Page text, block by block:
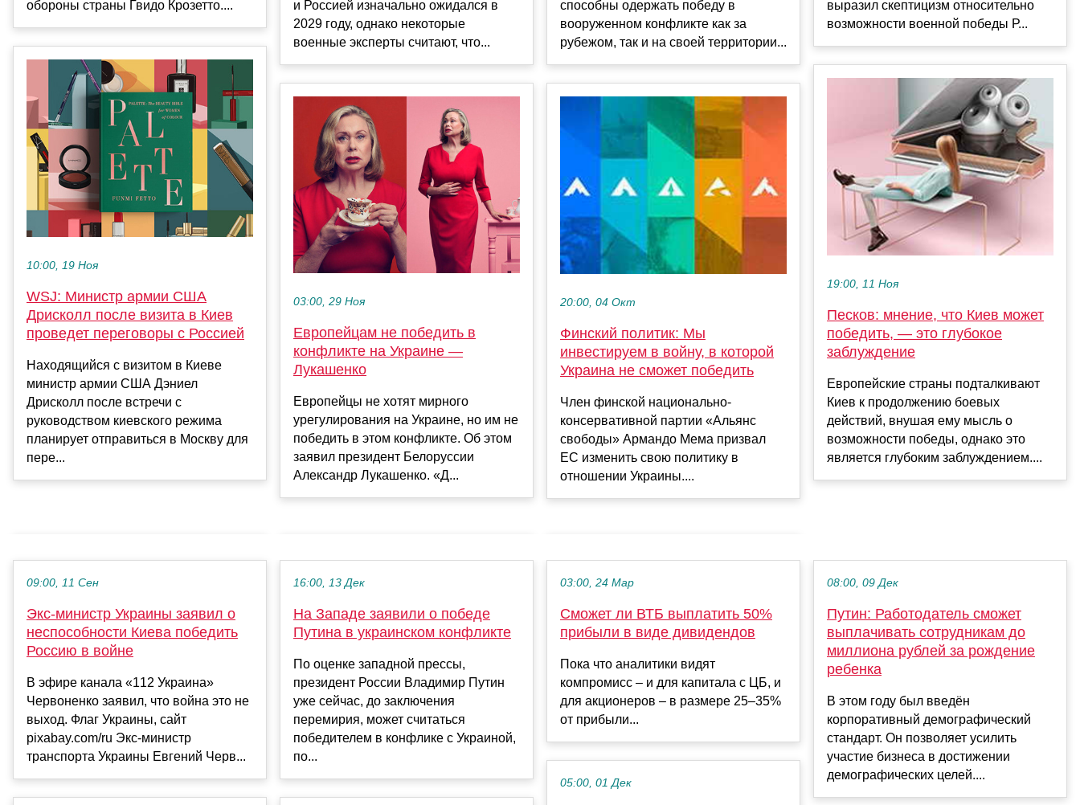
обороны страны Гвидо Крозетто....
10:00, 19 Ноя
WSJ: Министр армии США
Дрисколл после визита в Киев
проведет переговоры с Россией
Находящийся с визитом в Киеве
министр армии США Дэниел
Дрисколл после встречи с
руководством киевского режима
планирует отправиться в Москву для
пере...
и Россией изначально ожидался в
2029 году, однако некоторые
военные эксперты считают, что...
03:00, 29 Ноя
Европейцам не победить в
конфликте на Украине —
Лукашенко
Европейцы не хотят мирного
урегулирования на Украине, но им не
победить в этом конфликте. Об этом
заявил президент Белоруссии
Александр Лукашенко. «Д...
способны одержать победу в
вооруженном конфликте как за
рубежом, так и на своей территории...
20:00, 04 Окт
Финский политик: Мы
инвестируем в войну, в которой
Украина не сможет победить
Член финской национально-
консервативной партии «Альянс
свободы» Армандо Мема призвал
ЕС изменить свою политику в
отношении Украины....
выразил скептицизм относительно
возможности военной победы Р...
19:00, 11 Ноя
Песков: мнение, что Киев может
победить, — это глубокое
заблуждение
Европейские страны подталкивают
Киев к продолжению боевых
действий, внушая ему мысль о
возможности победы, однако это
является глубоким заблуждением....
09:00, 11 Сен
Экс-министр Украины заявил о
неспособности Киева победить
Россию в войне
В эфире канала «112 Украина»
Червоненко заявил, что война это не
выход. Флаг Украины, сайт
pixabay.com/ru Экс-министр
транспорта Украины Евгений Черв...
16:00, 13 Дек
На Западе заявили о победе
Путина в украинском конфликте
По оценке западной прессы,
президент России Владимир Путин
уже сейчас, до заключения
перемирия, может считаться
победителем в конфлике с Украиной,
по...
03:00, 24 Мар
Сможет ли ВТБ выплатить 50%
прибыли в виде дивидендов
Пока что аналитики видят
компромисс – и для капитала с ЦБ, и
для акционеров – в размере 25–35%
от прибыли...
05:00, 01 Дек
08:00, 09 Дек
Путин: Работодатель сможет
выплачивать сотрудникам до
миллиона рублей за рождение
ребенка
В этом году был введён
корпоративный демографический
стандарт. Он позволяет усилить
участие бизнеса в достижении
демографических целей....